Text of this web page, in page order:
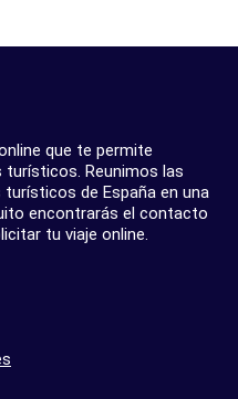
que te permite
Reunimos las
de España en una
encontrarás el contacto
tu viaje online.